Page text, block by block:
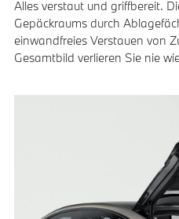
Alles verstaut und griffbereit.
Gepäckraums durch
einwandfreies Verstauen von
Gesamtbild verlieren Sie nie